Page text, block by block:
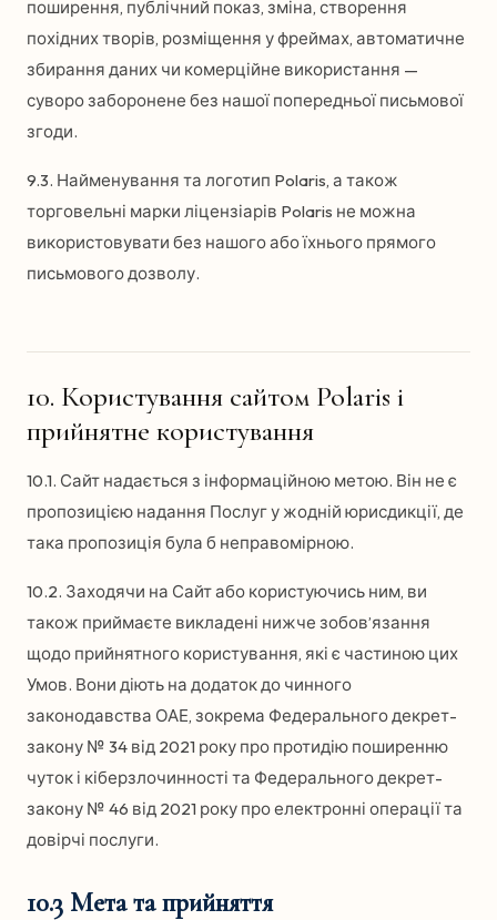
поширення, публічний показ, зміна, створення
похідних творів, розміщення у фреймах, автоматичне
збирання даних чи комерційне використання —
суворо заборонене без нашої попередньої письмової
згоди.
9.3. Найменування та логотип Polaris, а також
торговельні марки ліцензіарів Polaris не можна
використовувати без нашого або їхнього прямого
письмового дозволу.
10. Користування сайтом Polaris і
прийнятне користування
10.1. Сайт надається з інформаційною метою. Він не є
пропозицією надання Послуг у жодній юрисдикції, де
така пропозиція була б неправомірною.
10.2. Заходячи на Сайт або користуючись ним, ви
також приймаєте викладені нижче зобов’язання
щодо прийнятного користування, які є частиною цих
Умов. Вони діють на додаток до чинного
законодавства ОАЕ, зокрема Федерального декрет-
закону № 34 від 2021 року про протидію поширенню
чуток і кіберзлочинності та Федерального декрет-
закону № 46 від 2021 року про електронні операції та
довірчі послуги.
10.3 Мета та прийняття